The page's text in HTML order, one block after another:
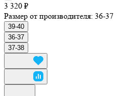
3 320 ₽
Размер от производителя: 36-37
39-40
36-37
37-38